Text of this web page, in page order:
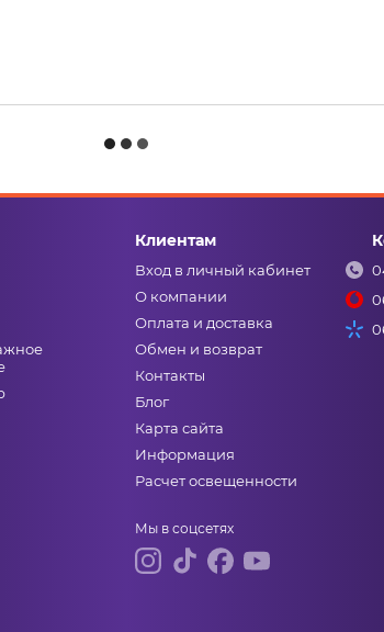
Клиентам
Вход в личный кабинет
О компании
Оплата и доставка
Обмен и возврат
Контакты
Блог
Карта сайта
Информация
Расчет освещенности
Мы в соцсетях